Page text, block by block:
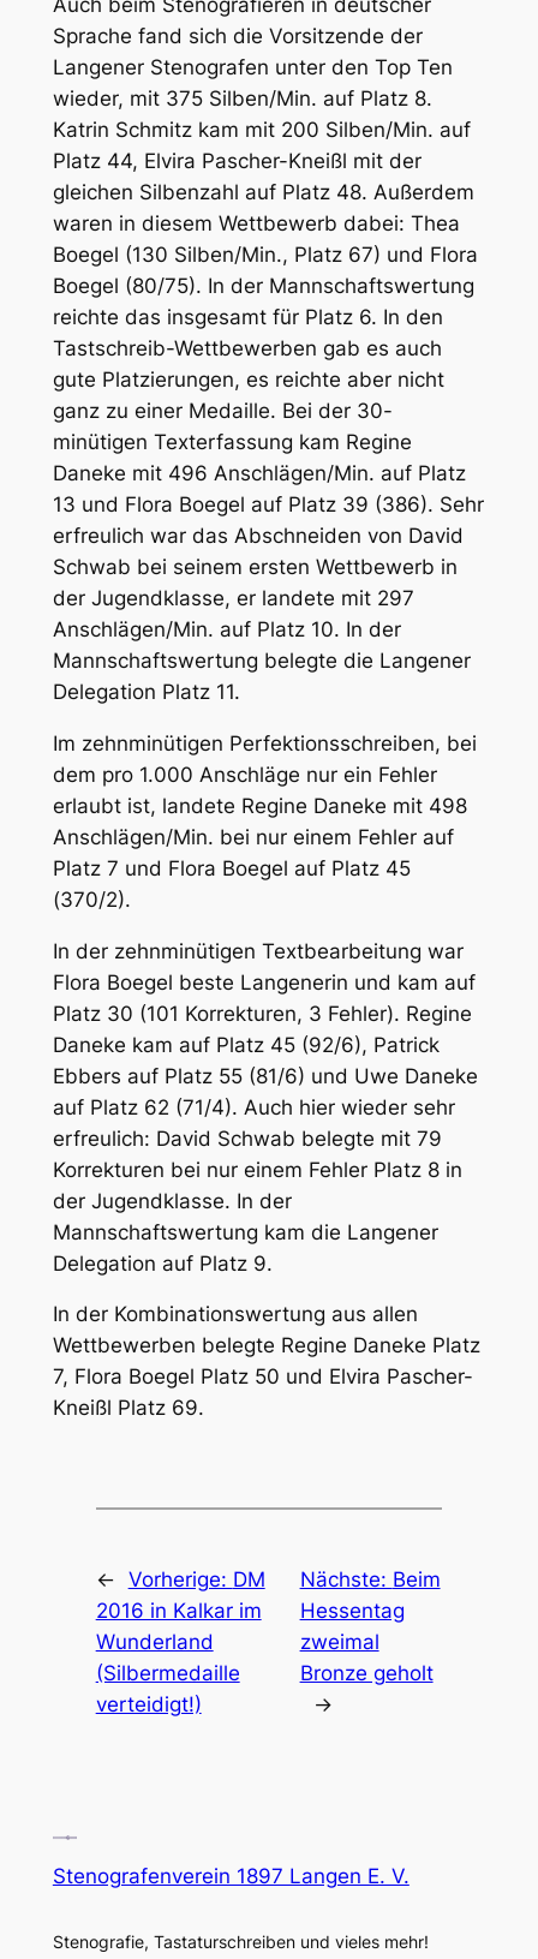
Auch beim Stenografieren in deutscher
Sprache fand sich die Vorsitzende der
Langener Stenografen unter den Top Ten
wieder, mit 375 Silben/Min. auf Platz 8.
Katrin Schmitz kam mit 200 Silben/Min. auf
Platz 44, Elvira Pascher-Kneißl mit der
gleichen Silbenzahl auf Platz 48. Außerdem
waren in diesem Wettbewerb dabei: Thea
Boegel (130 Silben/Min., Platz 67) und Flora
Boegel (80/75). In der Mannschaftswertung
reichte das insgesamt für Platz 6. In den
Tastschreib-Wettbewerben gab es auch
gute Platzierungen, es reichte aber nicht
ganz zu einer Medaille. Bei der 30-
minütigen Texterfassung kam Regine
Daneke mit 496 Anschlägen/Min. auf Platz
13 und Flora Boegel auf Platz 39 (386). Sehr
erfreulich war das Abschneiden von David
Schwab bei seinem ersten Wettbewerb in
der Jugendklasse, er landete mit 297
Anschlägen/Min. auf Platz 10. In der
Mannschaftswertung belegte die Langener
Delegation Platz 11.
Im zehnminütigen Perfektionsschreiben, bei
dem pro 1.000 Anschläge nur ein Fehler
erlaubt ist, landete Regine Daneke mit 498
Anschlägen/Min. bei nur einem Fehler auf
Platz 7 und Flora Boegel auf Platz 45
(370/2).
In der zehnminütigen Textbearbeitung war
Flora Boegel beste Langenerin und kam auf
Platz 30 (101 Korrekturen, 3 Fehler). Regine
Daneke kam auf Platz 45 (92/6), Patrick
Ebbers auf Platz 55 (81/6) und Uwe Daneke
auf Platz 62 (71/4). Auch hier wieder sehr
erfreulich: David Schwab belegte mit 79
Korrekturen bei nur einem Fehler Platz 8 in
der Jugendklasse. In der
Mannschaftswertung kam die Langener
Delegation auf Platz 9.
In der Kombinationswertung aus allen
Wettbewerben belegte Regine Daneke Platz
7, Flora Boegel Platz 50 und Elvira Pascher-
Kneißl Platz 69.
← Vorherige: DM
2016 in Kalkar im
Wunderland
(Silbermedaille
verteidigt!)
Nächste: Beim
Hessentag
zweimal
Bronze geholt
→
Stenografenverein 1897 Langen E. V.
Stenografie, Tastaturschreiben und vieles mehr!